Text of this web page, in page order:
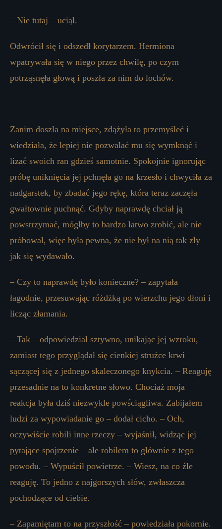
– Nie tutaj – uciął.
Odwrócił się i odszedł korytarzem. Hermiona
wpatrywała się w niego przez chwilę, po czym
potrząsnęła głową i poszła za nim do lochów.
Zanim doszła na miejsce, zdążyła to przemyśleć i
wiedziała, że ​​lepiej nie pozwalać mu się wymknąć i
lizać swoich ran gdzieś samotnie. Spokojnie ignorując
próbę uniknięcia jej pchnęła go na krzesło i chwyciła za
nadgarstek, by zbadać jego rękę, która teraz zaczęła
gwałtownie puchnąć. Gdyby naprawdę chciał ją
powstrzymać, mógłby to bardzo łatwo zrobić, ale nie
próbował, więc była pewna, że ​​nie był na nią tak zły
jak się wydawało.
– Czy to naprawdę było konieczne? – zapytała
łagodnie, przesuwając różdżką po wierzchu jego dłoni i
licząc złamania.
– Tak – odpowiedział sztywno, unikając jej wzroku,
zamiast tego przyglądał się cienkiej strużce krwi
sączącej się z jednego skaleczonego knykcia. – Reaguję
przesadnie na to konkretne słowo. Chociaż moja
reakcja była dziś niezwykle powściągliwa. Zabijałem
ludzi za wypowiadanie go – dodał cicho. – Och,
oczywiście robili inne rzeczy – wyjaśnił, widząc jej
pytające spojrzenie – ale robiłem to głównie z tego
powodu. – Wypuścił powietrze. – Wiesz, na co źle
reaguję. To jedno z najgorszych słów, zwłaszcza
pochodzące od ciebie.
– Zapamiętam to na przyszłość – powiedziała pokornie.